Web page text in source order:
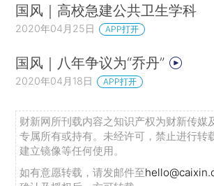
国风｜高校急建公共卫生学科
2020年04月25日 APP打开
国风｜八年争议为“乔丹”
2020年04月18日 APP打开
财新网所刊载内容之知识产权为财新传媒
专属所有或持有。未经许可，禁止进行转
建立镜像等任何使用。
如有意愿转载，请发邮件至